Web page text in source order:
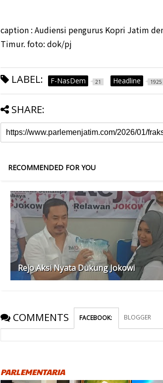
caption : Audiensi pengurus Kopri Jatim
Timur. foto: dok/pj
LABEL: F-NasDem 21 Headline 1925
SHARE:
RECOMMENDED FOR YOU
Rejo Aksi Nyata Dukung Jokowi
COMMENTS FACEBOOK: BLOGGER
PARLEMENTARIA